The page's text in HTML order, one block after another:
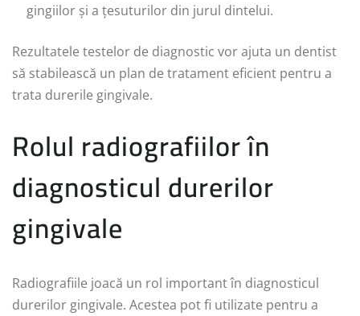
gingiilor și a țesuturilor din jurul dintelui.
Rezultatele testelor de diagnostic vor ajuta un dentist
să stabilească un plan de tratament eficient pentru a
trata durerile gingivale.
Rolul radiografiilor în
diagnosticul durerilor
gingivale
Radiografiile joacă un rol important în diagnosticul
durerilor gingivale. Acestea pot fi utilizate pentru a